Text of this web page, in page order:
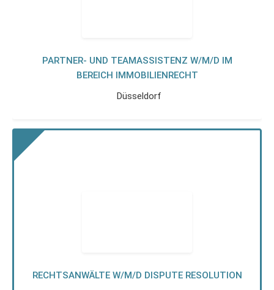
PARTNER- UND TEAMASSISTENZ W/M/D IM
BEREICH IMMOBILIENRECHT
Düsseldorf
RECHTSANWÄLTE W/M/D DISPUTE RESOLUTION